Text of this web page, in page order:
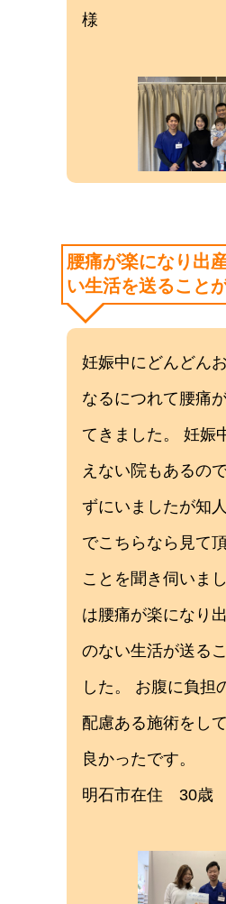
様
腰痛が楽になり出
い生活を送ること
妊娠中にどんどん
なるにつれて腰痛
てきました。 妊娠
えない院もあるの
ずにいましたが知
でこちらなら見て
ことを聞き伺いま
は腰痛が楽になり
のない生活が送る
した。 お腹に負担
配慮ある施術をし
良かったです。
明石市在住 30